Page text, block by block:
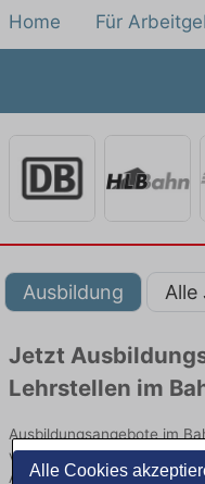
Alle Cookies
Home Für
Ausbildung Alle
Jetzt
Lehrstellen im
Ausbildungsangebote im
von namhaften Firmen.
Arbeitgebern und